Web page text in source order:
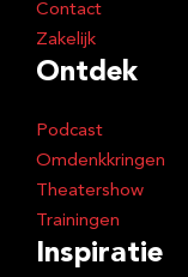
Contact
Zakelijk
Ontdek
Podcast
Omdenkkringen
Theatershow
Trainingen
Inspiratie